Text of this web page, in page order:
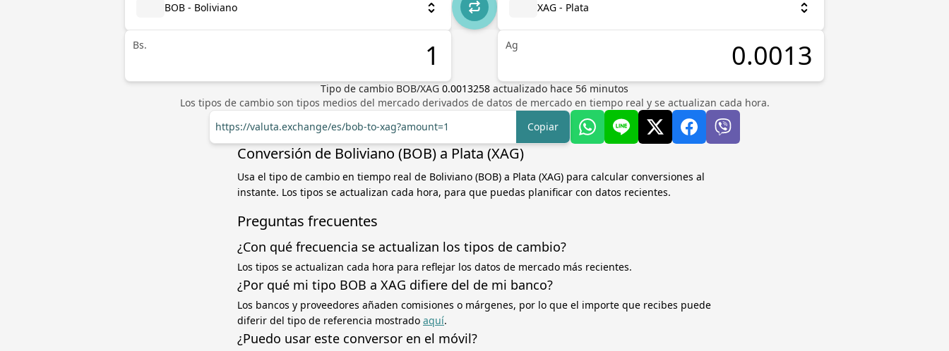
BOB - Boliviano
Bs.
XAG - Plata
Ag
Tipo de cambio BOB/XAG 0.0013258 actualizado hace 56 minutos
Los tipos de cambio son tipos medios del mercado derivados de datos de mercado en tiempo real y se actualizan cada hora.
https://valuta.exchange/es/bob-to-xag?amount=1
Copiar
Conversión de Boliviano (BOB) a Plata (XAG)
Usa el tipo de cambio en tiempo real de Boliviano (BOB) a Plata (XAG) para calcular conversiones al
instante. Los tipos se actualizan cada hora, para que puedas planificar con datos recientes.
Preguntas frecuentes
¿Con qué frecuencia se actualizan los tipos de cambio?
Los tipos se actualizan cada hora para reflejar los datos de mercado más recientes.
¿Por qué mi tipo BOB a XAG difiere del de mi banco?
Los bancos y proveedores añaden comisiones o márgenes, por lo que el importe que recibes puede
diferir del tipo de referencia mostrado aquí.
¿Puedo usar este conversor en el móvil?